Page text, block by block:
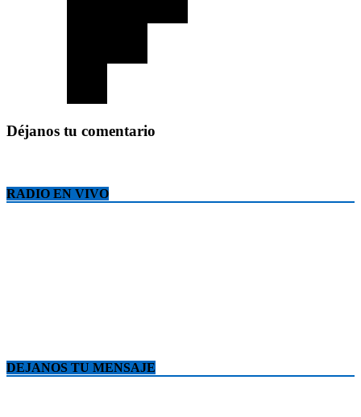
Déjanos tu comentario
RADIO EN VIVO
DEJANOS TU MENSAJE